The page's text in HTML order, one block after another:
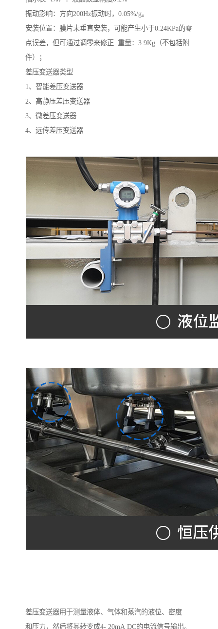
振动影响：方向200Hz振动时，0.05%/g。
安装位置：膜片未垂直安装，可能产生小于0.24KPa的零
点误差，但可通过调零来修正. 重量：3.9Kg（不包括附
件）；
差压变送器类型
1、智能差压变送器
2、高静压差压变送器
3、微差压变送器
4、远传差压变送器
差压变送器用于测量液体、气体和蒸汽的液位、密度
和压力，然后将其转变成4- 20mA DC的电流信号输出。